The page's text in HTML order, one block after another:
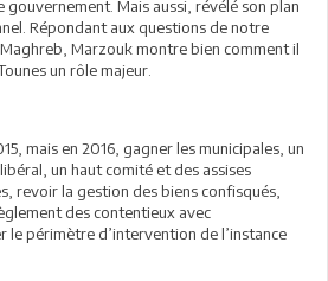
Mais aussi, révélé son plan
Répondant aux questions de notre
Marzouk montre bien comment il
un rôle majeur.
mais en 2016, gagner les municipales, un
un haut comité et des assises
revoir la gestion des biens confisqués,
des contentieux avec
le périmètre d’intervention de l’instance